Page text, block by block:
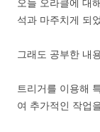
석과 마주치게 되
그래도 공부한 내
트리거를 이용해
여 추가적인 작업